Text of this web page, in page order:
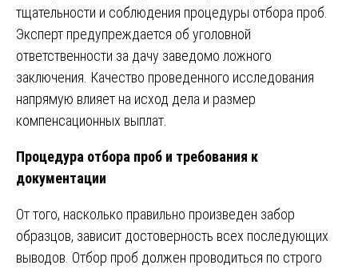
тщательности и соблюдения процедуры отбора проб.
Эксперт предупреждается об уголовной
ответственности за дачу заведомо ложного
заключения. Качество проведенного исследования
напрямую влияет на исход дела и размер
компенсационных выплат.
Процедура отбора проб и требования к
документации
От того, насколько правильно произведен забор
образцов, зависит достоверность всех последующих
выводов. Отбор проб должен проводиться по строго